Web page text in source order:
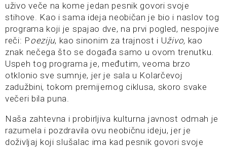
uživo veče na kome jedan pesnik govori svoje
stihove. Kao i sama ideja neobičan je bio i naslov tog
programa koji je spajao dve, na prvi pogled, nespojive
reči: Poeziju, kao sinonim za trajnost i Uživo, kao
znak nečega što se događa samo u ovom trenutku.
Uspeh tog programa je, međutim, veoma brzo
otklonio sve sumnje, jer je sala u Kolarčevoj
zadužbini, tokom premijernog ciklusa, skoro svake
večeri bila puna.
Naša zahtevna i probirljiva kulturna javnost odmah je
razumela i pozdravila ovu neobičnu ideju, jer je
doživljaj koji slušalac ima kad pesnik govori svoje